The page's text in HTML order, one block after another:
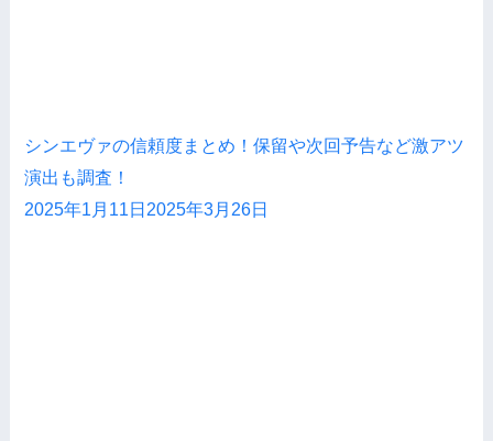
シンエヴァの信頼度まとめ！保留や次回予告など激アツ
演出も調査！
2025年1月11日 2025年3月26日